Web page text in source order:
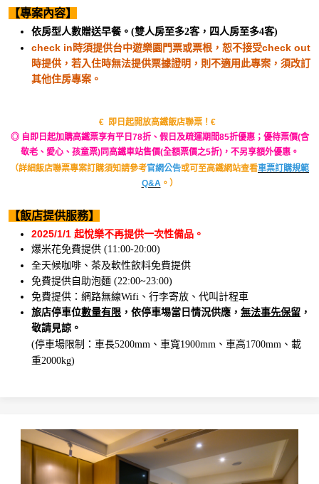
【專案內容】
依房型人數贈送早餐。(雙人房至多2客，四人房至多4客)
check in時須提供台中遊樂園門票或票根，恕不接受check out
時提供，若入住時無法提供票據證明，則不適用此專案，須改訂
其他住房專案。
€ 即日起開放高鐵飯店聯票！€
◎ 自即日起加購高鐵票享有平日78折、假日及疏運期間85折優惠；優待票價(含
敬老、愛心、孩童票)同高鐵車站售價(全額票價之5折)，不另享額外優惠。
（詳細飯店聯票專案訂購須知請參考官網公告或可至高鐵網站查看車票訂購規範
Q&A。）
【飯店提供服務】
2025/1/1 起悅樂不再提供一次性備品。
爆米花免費提供 (11:00-20:00)
全天候咖啡、茶及軟性飲料免費提供
免費提供自助泡麵 (22:00~23:00)
免費提供：網路無線Wifi、行李寄放、代叫計程車
旅店停車位數量有限 ，依停車埸當日情況供應， 無法事先保留 ，
敬請見諒 。
(停車場限制：車長5200mm、車寬1900mm、車高1700mm、載
重2000kg)